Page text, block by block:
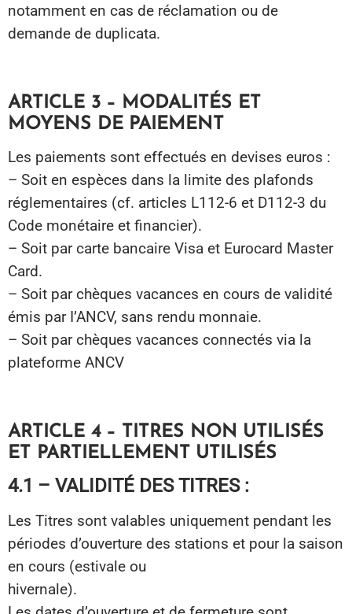
notamment en cas de réclamation ou de
demande de duplicata.
ARTICLE 3 – MODALITÉS ET
MOYENS DE PAIEMENT
Les paiements sont effectués en devises euros :
– Soit en espèces dans la limite des plafonds
réglementaires (cf. articles L112-6 et D112-3 du
Code monétaire et financier).
– Soit par carte bancaire Visa et Eurocard Master
Card.
– Soit par chèques vacances en cours de validité
émis par I’ANCV, sans rendu monnaie.
– Soit par chèques vacances connectés via la
plateforme ANCV
ARTICLE 4 – TITRES NON UTILISÉS
ET PARTIELLEMENT UTILISÉS
4.1 – VALIDITÉ DES TITRES :
Les Titres sont valables uniquement pendant les
périodes d’ouverture des stations et pour la saison
en cours (estivale ou
hivernale).